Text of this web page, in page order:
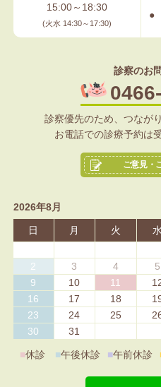
15:00～18:30
(火水 14:30～17:30)
●
診察のお
診察優先のため、つなが
お電話での診療予約は
ご意見・
2026年8月
日 月 火 水
2
3 4 5
9
10 11
16
17 18
23
24 25
30
31
■休診 ■午後休診 ■午前休診